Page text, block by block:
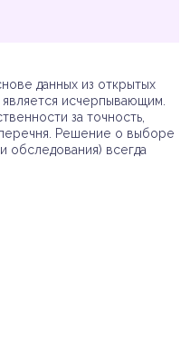
данных из открытых
исчерпывающим.
за точность,
перечня. Решение о выборе
обследования) всегда